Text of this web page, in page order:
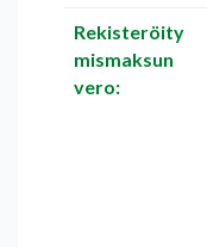
Rekisteröity
mismaksun
vero: